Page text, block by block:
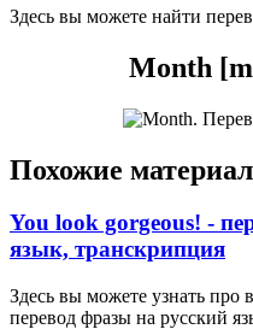
Здесь вы можете найти
Month
Похожие
You look gorgeous! -
язык, транскрипция
Здесь вы можете узнать про
перевод фразы на русский